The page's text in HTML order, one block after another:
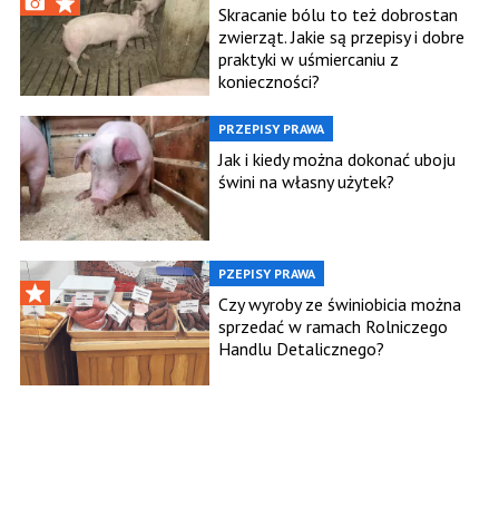
ZARZĄDZANIA ZDROWIEM ŚWIŃ
Skracanie bólu to też dobrostan
zwierząt. Jakie są przepisy i dobre
praktyki w uśmiercaniu z
konieczności?
PRZEPISY PRAWA
Jak i kiedy można dokonać uboju
świni na własny użytek?
PZEPISY PRAWA
Czy wyroby ze świniobicia można
sprzedać w ramach Rolniczego
Handlu Detalicznego?